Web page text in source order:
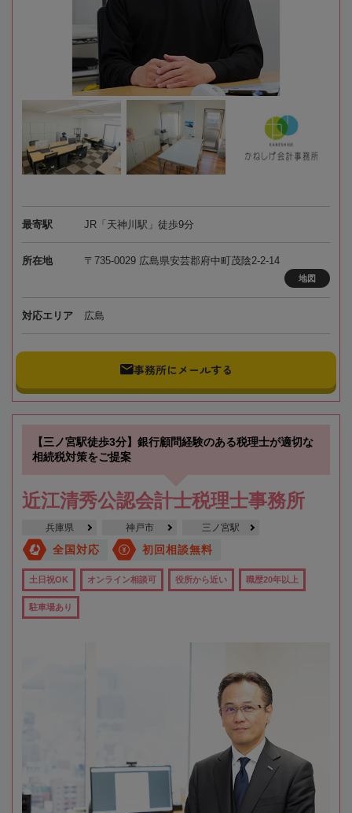
最寄駅 JR「天神川駅」徒歩9分
所在地 〒735-0029 広島県安芸郡府中町茂陰2-2-14
地図
対応エリア 広島
事務所にメールする
【三ノ宮駅徒歩3分】銀行顧問経験のある税理士が適切な
相続税対策をご提案
近江清秀公認会計士税理士事務所
兵庫県 神戸市 三ノ宮駅
全国対応 初回相談無料
土日祝OK オンライン相談可 役所から近い 職歴20年以上
駐車場あり